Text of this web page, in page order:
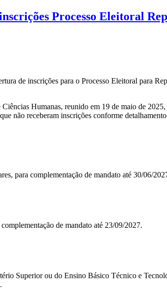
Processo Eleitoral
de inscrições para o Processo Eleitoral para
Humanas, reunido em 19 de maio de
não receberam inscrições conforme
para complementação de mandato até 30/06/
de mandato até 23/09/2027.
Superior ou do Ensino Básico Técnico e